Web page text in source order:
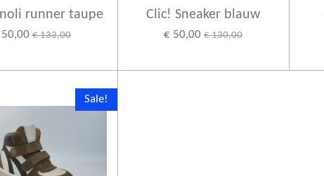
runner taupe
€ 133,00
Clic! Sneaker blauw
€ 50,00 € 130,00
Sale!